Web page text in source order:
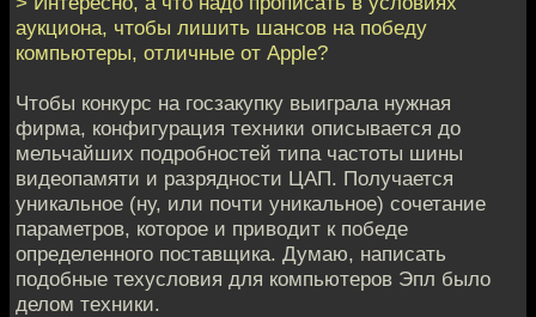
аукциона, чтобы лишить шансов на победу
компьютеры, отличные от Apple?
Чтобы конкурс на госзакупку выиграла нужная
фирма, конфигурация техники описывается до
мельчайших подробностей типа частоты шины
видеопамяти и разрядности ЦАП. Получается
уникальное (ну, или почти уникальное) сочетание
параметров, которое и приводит к победе
определенного поставщика. Думаю, написать
подобные техусловия для компьютеров Эпл было
делом техники.